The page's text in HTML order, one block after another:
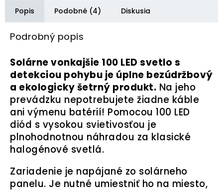
Popis Podobné (4) Diskusia
Podrobný popis
Solárne vonkajšie 100 LED svetlo s
detekciou pohybu je úplne bezúdržbový
a ekologicky šetrný produkt. Na jeho
prevádzku nepotrebujete žiadne káble
ani výmenu batérií! Pomocou 100 LED
diód s vysokou svietivosťou je
plnohodnotnou náhradou za klasické
halogénové svetlá.
Zariadenie je napájané zo solárneho
panelu. Je nutné umiestniť ho na miesto,